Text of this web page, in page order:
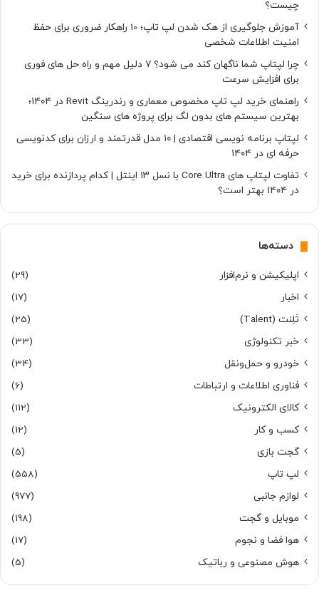
چیست؟
آموزش جلوگیری از هک شدن لپ تاپ؛ 10 راهکار ضروری برای حفظ
امنیت اطلاعات شخصی
چرا لپتاپ شما ناگهان کند می شود؟ ۷ دلیل مهم و راه حل های فوری
برای افزایش سرعت
راهنمای خرید لپ تاپ مخصوص معماری و رندرینگ Revit در ۱۴۰۴؛
بهترین سیستم های بدون لگ برای پروژه های سنگین
لپتاپ برنامه نویسی اقتصادی | ۱۰ مدل قدرتمند و ارزان برای کدنویسی
حرفه ای در ۱۴۰۴
تفاوت لپتاپ های Core Ultra با نسل ۱۳ اینتل | کدام پردازنده برای خرید
در ۱۴۰۴ بهتر است؟
دسته‌ها
اپلیکیشن و نرم‌افزار
(29)
اخبار
(17)
تَلِنت (Talent)
(25)
خبر تکنولوژی
(33)
خودرو و حمل‌و‌نقل
(34)
فناوری اطلاعات و ارتباطات
(6)
کالای الکترونیک
(112)
کسب و کار
(12)
گجت بازی
(5)
لپ تاپ
(558)
لوازم جانبی
(977)
موبایل و گجت
(198)
هوا فضا و نجوم
(17)
هوش مصنوعی و رباتیک
(5)